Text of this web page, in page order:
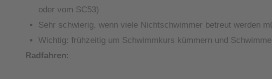
oder vom SC53)
Sehr schwierig, wenn viele Nichtschwimmer betreut werden
Wichtig: frühzeitig um Schwimmkurs kümmern und
Radfahren: